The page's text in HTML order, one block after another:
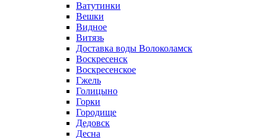
Ватутинки
Вешки
Видное
Витязь
Доставка воды Волоколамск
Воскресенск
Воскресенское
Гжель
Голицыно
Горки
Городище
Дедовск
Десна